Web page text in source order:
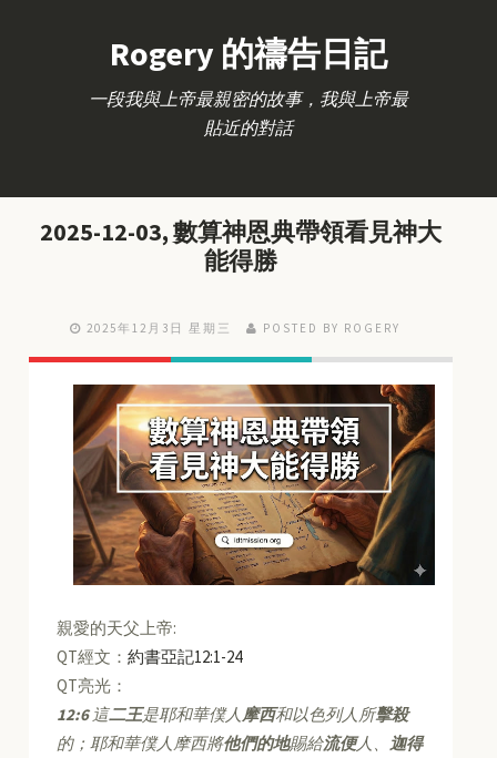
Rogery 的禱告日記
一段我與上帝最親密的故事，我與上帝最
貼近的對話
2025-12-03, 數算神恩典帶領看見神大
能得勝
2025年12月3日 星期三 POSTED BY ROGERY
親愛的天父上帝:
QT經文：約書亞記12:1-24
QT亮光：
12:6這二王是耶和華僕人摩西和以色列人所擊殺
的；耶和華僕人摩西將他們的地賜給流便人、迦得